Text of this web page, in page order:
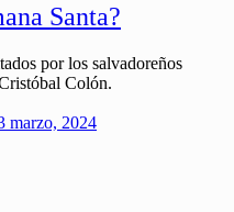
Santa?
por los salvadoreños
Colón.
marzo, 2024